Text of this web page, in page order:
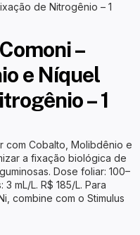
de Nitrogênio – 1
–
e Níquel
– 1
com Cobalto, Molibdênio e
a fixação biológica de
Dose foliar: 100–
mL/L. R$ 185/L. Para
combine com o Stimulus